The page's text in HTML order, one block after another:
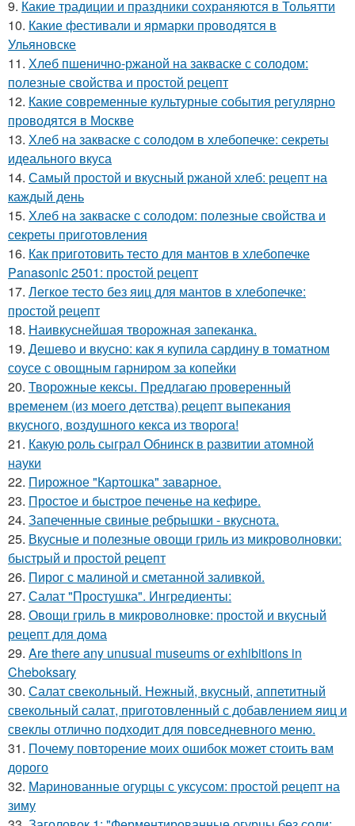
9. Какие традиции и праздники сохраняются в Тольятти
10. Какие фестивали и ярмарки проводятся в
Ульяновске
11. Хлеб пшенично-ржаной на закваске с солодом:
полезные свойства и простой рецепт
12. Какие современные культурные события регулярно
проводятся в Москве
13. Хлеб на закваске с солодом в хлебопечке: секреты
идеального вкуса
14. Самый простой и вкусный ржаной хлеб: рецепт на
каждый день
15. Хлеб на закваске с солодом: полезные свойства и
секреты приготовления
16. Как приготовить тесто для мантов в хлебопечке
Panasonic 2501: простой рецепт
17. Легкое тесто без яиц для мантов в хлебопечке:
простой рецепт
18. Наивкуснейшая творожная запеканка.
19. Дешево и вкусно: как я купила сардину в томатном
соусе с овощным гарниром за копейки
20. Творожные кексы. Предлагаю проверенный
временем (из моего детства) рецепт выпекания
вкусного, воздушного кекса из творога!
21. Какую роль сыграл Обнинск в развитии атомной
науки
22. Пирожное "Картошка" заварное.
23. Простое и быстрое печенье на кефире.
24. Запеченные свиные ребрышки - вкуснота.
25. Вкусные и полезные овощи гриль из микроволновки:
быстрый и простой рецепт
26. Пирог с малиной и сметанной заливкой.
27. Салат "Простушка". Ингредиенты:
28. Овощи гриль в микроволновке: простой и вкусный
рецепт для дома
29. Are there any unusual museums or exhibitions in
Cheboksary
30. Салат свекольный. Нежный, вкусный, аппетитный
свекольный салат, приготовленный с добавлением яиц и
свеклы отлично подходит для повседневного меню.
31. Почему повторение моих ошибок может стоить вам
дорого
32. Маринованные огурцы с уксусом: простой рецепт на
зиму